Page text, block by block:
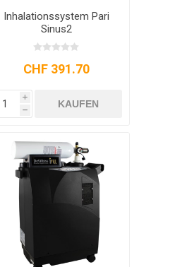
Inhalationssystem Pari
Sinus2
CHF 391.70
i
h
KAUFEN